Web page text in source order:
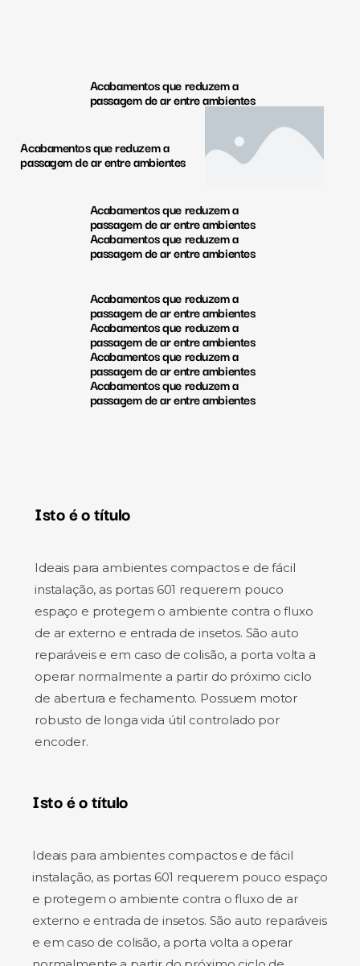
Acabamentos que reduzem a
passagem de ar entre ambientes
Acabamentos que reduzem a
passagem de ar entre ambientes
Acabamentos que reduzem a
passagem de ar entre ambientes
Acabamentos que reduzem a
passagem de ar entre ambientes
Acabamentos que reduzem a
passagem de ar entre ambientes
Acabamentos que reduzem a
passagem de ar entre ambientes
Acabamentos que reduzem a
passagem de ar entre ambientes
Acabamentos que reduzem a
passagem de ar entre ambientes
Isto é o título
Ideais para ambientes compactos e de fácil
instalação, as portas 601 requerem pouco
espaço e protegem o ambiente contra o fluxo
de ar externo e entrada de insetos. São auto
reparáveis e em caso de colisão, a porta volta a
operar normalmente a partir do próximo ciclo
de abertura e fechamento. Possuem motor
robusto de longa vida útil controlado por
encoder.
Isto é o título
Ideais para ambientes compactos e de fácil
instalação, as portas 601 requerem pouco espaço
e protegem o ambiente contra o fluxo de ar
externo e entrada de insetos. São auto reparáveis
e em caso de colisão, a porta volta a operar